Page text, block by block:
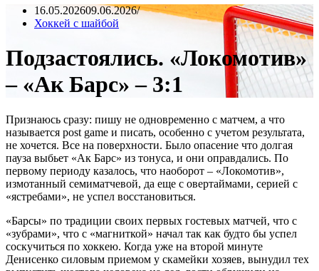
16.05.202609.06.2026
Хоккей с шайбой
Подзастоялись. «Локомотив»
– «Ак Барс» – 3:1
Признаюсь сразу: пишу не одновременно с матчем, а что
называется post game и писать, особенно с учетом результата,
не хочется. Все на поверхности. Было опасение что долгая
пауза выбьет «Ак Барс» из тонуса, и они оправдались. По
первому периоду казалось, что наоборот – «Локомотив»,
измотанный семиматчевой, да еще с овертаймами, серией с
«ястребами», не успел восстановиться.
«Барсы» по традиции своих первых гостевых матчей, что с
«зубрами», что с «магниткой» начал так как будто бы успел
соскучиться по хоккею. Когда уже на второй минуте
Денисенко силовым приемом у скамейки хозяев, вынудил тех